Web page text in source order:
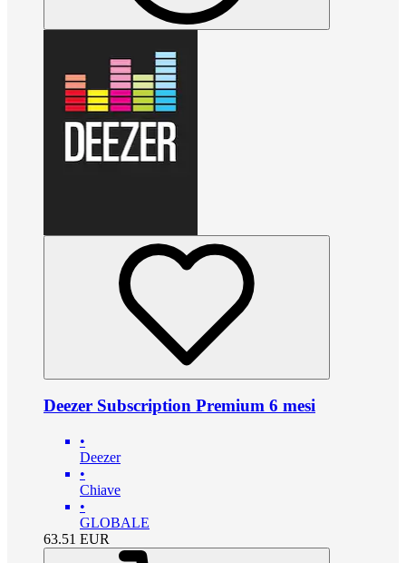
Deezer Subscription Premium 6 mesi
•
Deezer
•
Chiave
•
GLOBALE
63.51 EUR